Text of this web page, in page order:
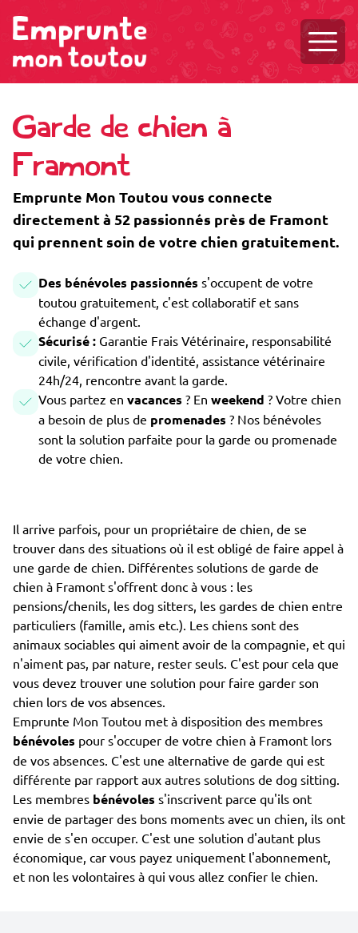
Garde de chien à
Framont
Emprunte Mon Toutou vous connecte
directement à 52 passionnés près de Framont
qui prennent soin de votre chien gratuitement.
Des bénévoles passionnés s'occupent de votre
toutou gratuitement, c'est collaboratif et sans
échange d'argent.
Sécurisé : Garantie Frais Vétérinaire, responsabilité
civile, vérification d'identité, assistance vétérinaire
24h/24, rencontre avant la garde.
Vous partez en vacances ? En weekend ? Votre chien
a besoin de plus de promenades ? Nos bénévoles
sont la solution parfaite pour la garde ou promenade
de votre chien.
Il arrive parfois, pour un propriétaire de chien, de se
trouver dans des situations où il est obligé de faire appel à
une garde de chien. Différentes solutions de garde de
chien à Framont s'offrent donc à vous : les
pensions/chenils, les dog sitters, les gardes de chien entre
particuliers (famille, amis etc.). Les chiens sont des
animaux sociables qui aiment avoir de la compagnie, et qui
n'aiment pas, par nature, rester seuls. C'est pour cela que
vous devez trouver une solution pour faire garder son
chien lors de vos absences.
Emprunte Mon Toutou met à disposition des membres
bénévoles pour s'occuper de votre chien à Framont lors
de vos absences. C'est une alternative de garde qui est
différente par rapport aux autres solutions de dog sitting.
Les membres bénévoles s'inscrivent parce qu'ils ont
envie de partager des bons moments avec un chien, ils ont
envie de s'en occuper. C'est une solution d'autant plus
économique, car vous payez uniquement l'abonnement,
et non les volontaires à qui vous allez confier le chien.